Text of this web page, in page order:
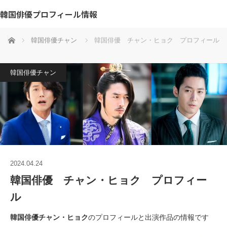
韓国俳優プロフィール情報
ホーム 韓国俳優チャン 韓国俳優 チャン・ヒョク プロフィール
韓国俳優チャン
2024.04.24
韓国俳優 チャン・ヒョク プロフィー
ル
韓国俳優チャン・ヒョクのプロフィールと出演作品の情報です